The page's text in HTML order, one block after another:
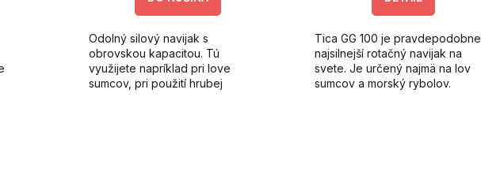
Odolný silový navijak s
obrovskou kapacitou. Tú
využijete napríklad pri love
sumcov, pri použití hrubej
Tica GG 100 je pravdepodobne
najsilnejší rotačný navijak na
svete. Je určený najmä na lov
sumcov a morský rybolov.